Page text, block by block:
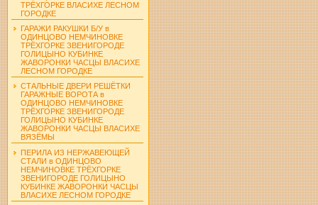
ТРЁХГОРКЕ ВЛАСИХЕ ЛЕСНОМ
ГОРОДКЕ
ГАРАЖИ РАКУШКИ Б/У в
ОДИНЦОВО НЕМЧИНОВКЕ
ТРЁХГОРКЕ ЗВЕНИГОРОДЕ
ГОЛИЦЫНО КУБИНКЕ
ЖАВОРОНКИ ЧАСЦЫ ВЛАСИХЕ
ЛЕСНОМ ГОРОДКЕ
СТАЛЬНЫЕ ДВЕРИ РЕШЁТКИ
ГАРАЖНЫЕ ВОРОТА в
ОДИНЦОВО НЕМЧИНОВКЕ
ТРЁХГОРКЕ ЗВЕНИГОРОДЕ
ГОЛИЦЫНО КУБИНКЕ
ЖАВОРОНКИ ЧАСЦЫ ВЛАСИХЕ
ВЯЗЁМЫ
ПЕРИЛА ИЗ НЕРЖАВЕЮЩЕЙ
СТАЛИ в ОДИНЦОВО
НЕМЧИНОВКЕ ТРЁХГОРКЕ
ЗВЕНИГОРОДЕ ГОЛИЦЫНО
КУБИНКЕ ЖАВОРОНКИ ЧАСЦЫ
ВЛАСИХЕ ЛЕСНОМ ГОРОДКЕ